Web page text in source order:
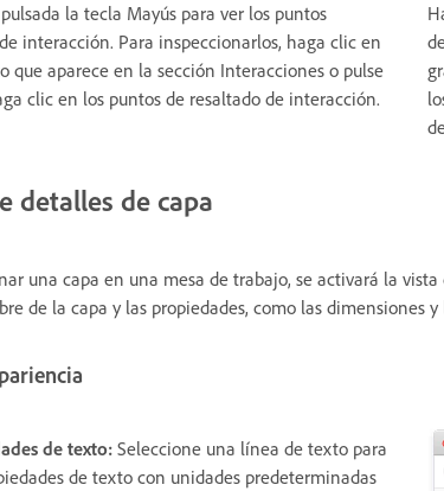
la tecla Mayús para ver los puntos
interacción. Para inspeccionarlos, haga clic en
que aparece en la sección Interacciones o pulse
clic en los puntos de resaltado de interacción.
detalles de capa
una capa en una mesa de trabajo, se activará la
de la capa y las propiedades, como las dimensiones
de texto:Seleccione una línea de texto para
de texto con unidades predeterminadas